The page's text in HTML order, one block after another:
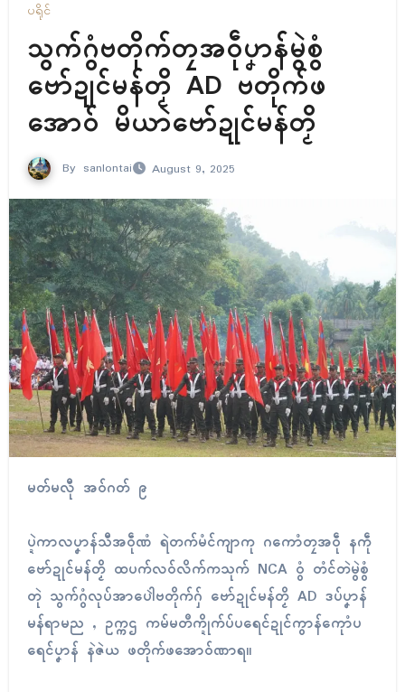
ပရိုၚ်
သွက်ဂွံဗတိုက်တၠအဝဵုပၞာန်မွဲစွံ
ဗော်ဍုင်မန်တၟိ AD ဗတိုက်ဖ
အောဝ် မိယာဲဗော်ဍုင်မန်တၟိ
By sanlontai August 9, 2025
မတ်မလီု အဝ်ဂတ် ၉
ပ္ဍဲကာလပၞာန်သီအဝဵုဏံ ရဲတက်မံင်ကျာကု ဂကောံတၠအဝဵု နကဵု
ဗော်ဍုင်မန်တၟိ ထပက်လဝ်လိက်ကသုက် NCA ဝွံ တံင်တဲမွဲစွံ
တုဲ သွက်ဂွံလုပ်အာပေါဲဗတိုက်ဂှ် ဗော်ဍုင်မန်တၟိ AD ဒပ်ပၞာန်
မန်ရာမည , ဥက္ကဌ ကမ်မတဳက္ဍိုက်ပ်ပရေင်ဍုင်ကွာန်ကေုာံပ
ရေင်ပၞာန် နဲဇဲယ ဖတိုက်ဖအောဝ်ဏာရ။